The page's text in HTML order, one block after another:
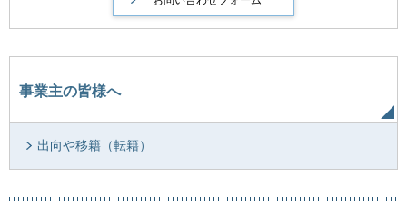
事業主の皆様へ
出向や移籍（転籍）